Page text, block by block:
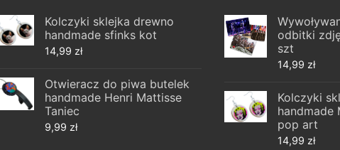
Kolczyki sklejka drewno
handmade sfinks kot
14,99 zł
Otwieracz do piwa butelek
handmade Henri Mattisse
Taniec
9,99 zł
odbitki
szt
14,99 zł
Kolczyki
handmade
pop art
14,99 zł